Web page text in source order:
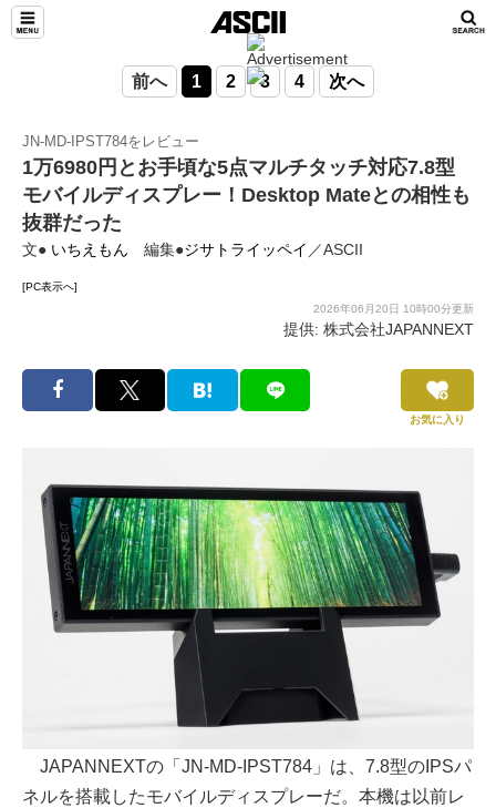
前へ 1 2 3 4 次へ
JN-MD-IPST784をレビュー
1万6980円とお手頃な5点マルチタッチ対応7.8型
モバイルディスプレー！Desktop Mateとの相性も
抜群だった
文● いちえもん 編集●ジサトライッペイ ／ASCII
[PC表示へ]
2026年06月20日 10時00分更新
提供: 株式会社JAPANNEXT
お気に入り
JAPANNEXTの「JN-MD-IPST784」は、7.8型のIPSパ
ネルを搭載したモバイルディスプレーだ。本機は以前レ